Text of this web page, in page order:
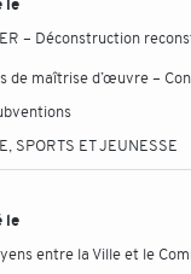
le
– Déconstruction
de maîtrise d’œuvre –
SPORTS ET JEUNESSE
le
entre la Ville et le